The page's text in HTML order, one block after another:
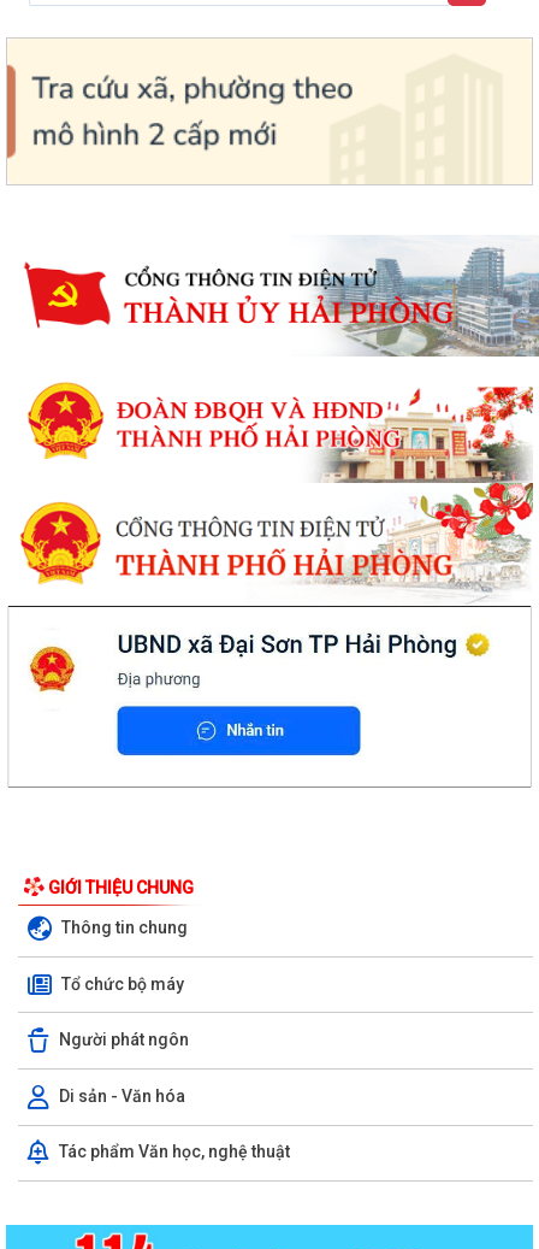
GIỚI THIỆU CHUNG
Thông tin chung
Tổ chức bộ máy
Người phát ngôn
Di sản - Văn hóa
Tác phẩm Văn học, nghệ thuật